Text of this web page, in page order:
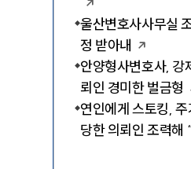
울산변호사사무실
정 받아내
안양형사변호사, 강
뢰인 경미한 벌금형
연인에게 스토킹,
당한 의뢰인 조력해